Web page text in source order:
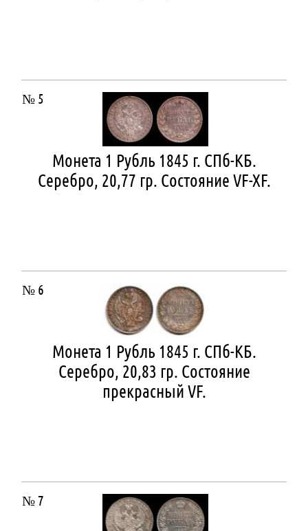
№ 5
Монета 1 Рубль 1845 г. СПб-КБ.
Серебро, 20,77 гр. Состояние VF-XF.
№ 6
Монета 1 Рубль 1845 г. СПб-КБ.
Серебро, 20,83 гр. Состояние
прекрасный VF.
№ 7